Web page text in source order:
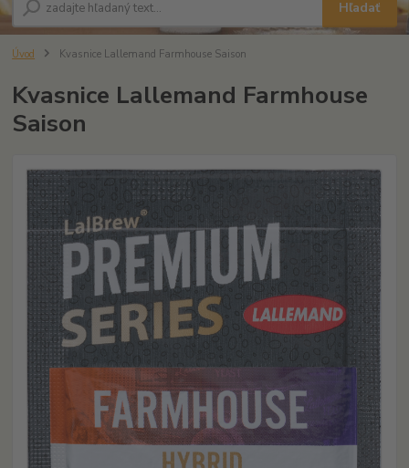
Hľadať
Úvod Kvasnice Lallemand Farmhouse Saison
Kvasnice Lallemand Farmhouse
Saison